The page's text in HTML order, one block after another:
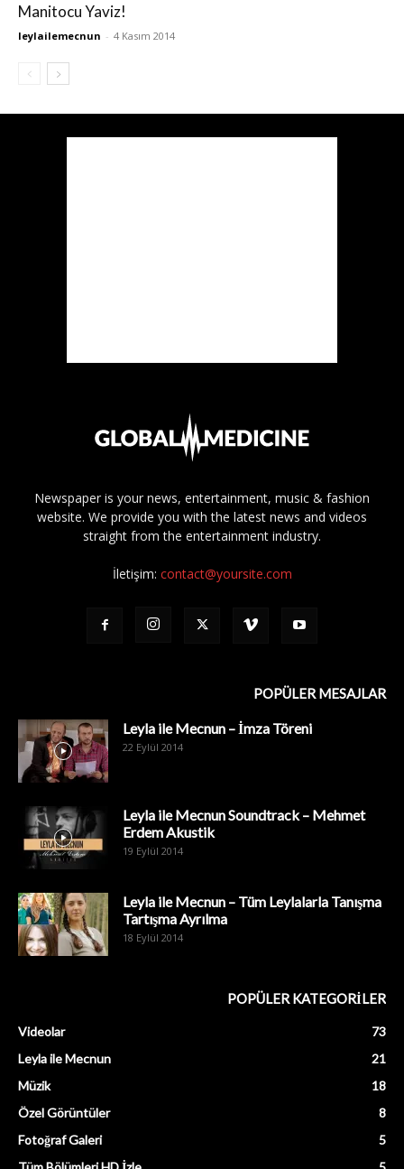
Manitocu Yaviz!
leylailemecnun - 4 Kasım 2014
Newspaper is your news, entertainment, music & fashion
website. We provide you with the latest news and videos
straight from the entertainment industry.
İletişim: contact@yoursite.com
POPÜLER MESAJLAR
Leyla ile Mecnun – İmza Töreni
22 Eylül 2014
Leyla ile Mecnun Soundtrack – Mehmet
Erdem Akustik
19 Eylül 2014
Leyla ile Mecnun – Tüm Leylalarla Tanışma
Tartışma Ayrılma
18 Eylül 2014
POPÜLER KATEGORİLER
Videolar
73
Leyla ile Mecnun
21
Müzik
18
Özel Görüntüler
8
Fotoğraf Galeri
5